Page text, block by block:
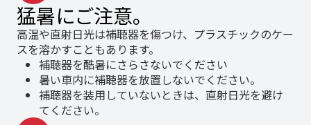
猛暑にご注意。
高温や直射日光は補聴器を傷つけ、プラスチックのケー
スを溶かすこともあります。
補聴器を酷暑にさらさないでください
暑い車内に補聴器を放置しないでください。
補聴器を装用していないときは、直射日光を避け
てください。